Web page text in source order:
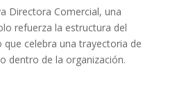
Directora Comercial, una
refuerza la estructura del
que celebra una trayectoria de
dentro de la organización.